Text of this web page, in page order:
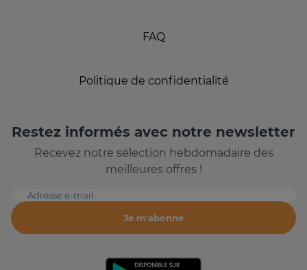
FAQ
Politique de confidentialité
Restez informés avec notre newsletter
Recevez notre sélection hebdomadaire des
meilleures offres !
Adresse e-mail
Je m'abonne